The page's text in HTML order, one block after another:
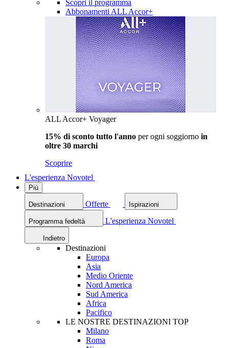
Scopri il programma
Abbonamenti ALL Accor+
ALL Accor+ Voyager
15% di sconto tutto l'anno per ogni soggiorno in
oltre 30 marchi
Scoprire
L'esperienza Novotel
Più
Destinazioni Offerte Ispirazioni
Programma fedeltà L'esperienza Novotel
Indietro
Destinazioni
Europa
Asia
Medio Oriente
Nord America
Sud America
Africa
Pacifico
LE NOSTRE DESTINAZIONI TOP
Milano
Roma